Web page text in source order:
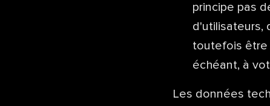
principe pas
d'utilisateurs,
toutefois être
échéant, à
Les données